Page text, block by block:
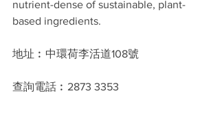
nutrient-dense of sustainable, plant-
based ingredients.
地址︰中環荷李活道108號
查詢電話︰2873 3353